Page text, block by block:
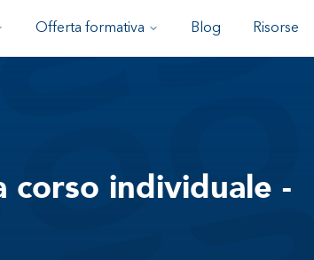
Offerta formativa Blog Risorse
corso individuale -